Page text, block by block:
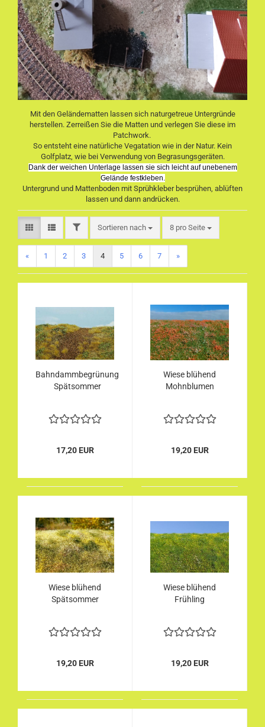
Mit den Geländematten lassen sich naturgetreue Untergründe
herstellen. Zerreißen Sie die Matten und verlegen Sie diese im
Patchwork.
So entsteht eine natürliche Vegatation wie in der Natur. Kein
Golfplatz, wie bei Verwendung von Begrasungsgeräten.
Dank der weichen Unterlage lassen sie sich leicht auf unebenem
Gelände festkleben.
Untergrund und Mattenboden mit Sprühkleber besprühen, ablüften
lassen und dann andrücken.
FILTERSortieren nach
Sortieren nach 8 pro Seite
pro Seite
« 1 2 3 4 5 6 7 »
Bahndammbegrünung
Spätsommer
17,20 EUR
Wiese blühend
Mohnblumen
19,20 EUR
Wiese blühend
Spätsommer
19,20 EUR
Wiese blühend
Frühling
19,20 EUR